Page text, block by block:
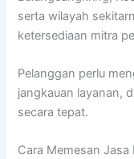
serta wilayah
ketersediaan mitra
Pelanggan perlu
jangkauan layanan,
secara tepat.
Cara Memesan